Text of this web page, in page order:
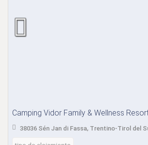
Camping Vidor Family & Wellness
38036 Sén Jan di Fassa, Trentino-Tirol del